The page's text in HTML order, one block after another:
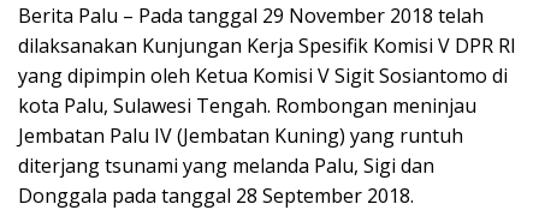
e
b
o
o
k
ss
e
n
g
er
at
s
A
p
p
e ai
l
itt
er
p
y
Li
n
k
ar
e
Berita Palu – Pada tanggal 29 November 2018 telah
dilaksanakan Kunjungan Kerja Spesifik Komisi V DPR RI
yang dipimpin oleh Ketua Komisi V Sigit Sosiantomo di
kota Palu, Sulawesi Tengah. Rombongan meninjau
Jembatan Palu IV (Jembatan Kuning) yang runtuh
diterjang tsunami yang melanda Palu, Sigi dan
Donggala pada tanggal 28 September 2018.